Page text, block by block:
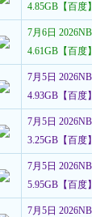
4.85GB【百度】
7月6日
4.61GB【百度】
7月5日
4.93GB【百度】
7月5日
3.25GB【百度】
7月5日
5.95GB【百度】
7月5日